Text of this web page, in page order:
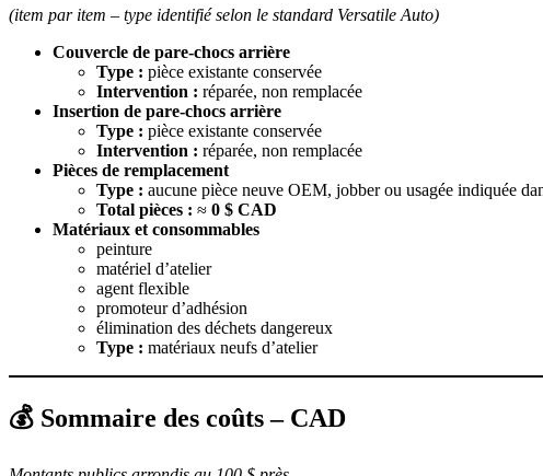
(item par item – type identifié selon le standard Versatile Auto)
Couvercle de pare-chocs arrière
Type : pièce existante conservée
Intervention : réparée, non remplacée
Insertion de pare-chocs arrière
Type : pièce existante conservée
Intervention : réparée, non remplacée
Pièces de remplacement
Type : aucune pièce neuve OEM, jobber ou usagée indiquée
Total pièces : ≈ 0 $ CAD
Matériaux et consommables
peinture
matériel d’atelier
agent flexible
promoteur d’adhésion
élimination des déchets dangereux
Type : matériaux neufs d’atelier
💰 Sommaire des coûts – CAD